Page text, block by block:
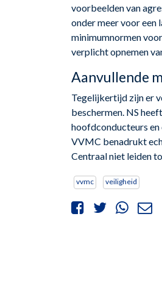
voorbeelden van
onder meer voor een
minimumnormen
verplicht opnemen
Aanvullende
Tegelijkertijd zijn er
beschermen. NS
hoofdconducteurs en
VVMC benadrukt
Centraal niet leiden
vvmc veiligheid